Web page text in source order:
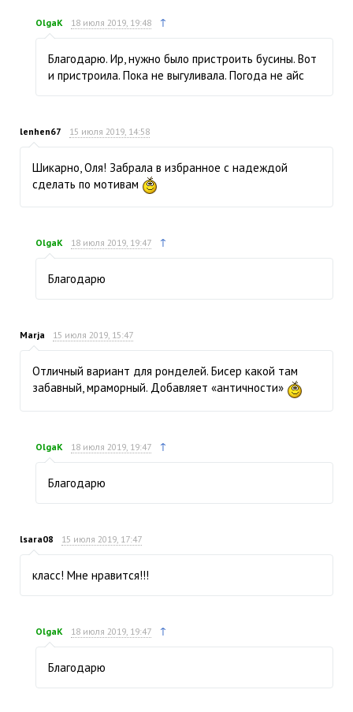
OlgaK 18 июля 2019, 19:48 ↑
Благодарю. Ир, нужно было пристроить бусины. Вот
и пристроила. Пока не выгуливала. Погода не айс
lenhen67 15 июля 2019, 14:58
Шикарно, Оля! Забрала в избранное с надеждой
сделать по мотивам
OlgaK 18 июля 2019, 19:47 ↑
Благодарю
Marja 15 июля 2019, 15:47
Отличный вариант для ронделей. Бисер какой там
забавный, мраморный. Добавляет «античности»
OlgaK 18 июля 2019, 19:47 ↑
Благодарю
lsara08 15 июля 2019, 17:47
класс! Мне нравится!!!
OlgaK 18 июля 2019, 19:47 ↑
Благодарю